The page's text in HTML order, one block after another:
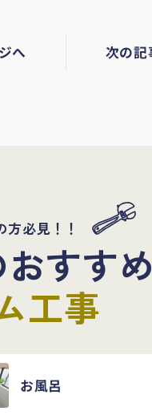
へ 次の記
方必見！！
すす
工事
お風呂